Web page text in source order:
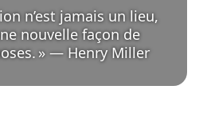
n’est jamais un lieu,
nouvelle façon de
» — Henry Miller